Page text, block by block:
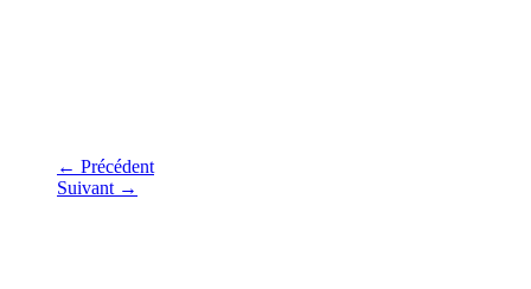
← Précédent
Suivant →